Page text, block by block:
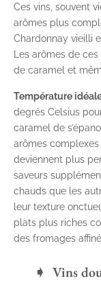
Ces vins, souvent
arômes plus
Chardonnay vieilli
Les arômes de
de caramel et
Température
degrés Celsius
caramel de
arômes
deviennent plus
saveurs
chauds que les
leur texture
plats plus riches
des fromages
Vins